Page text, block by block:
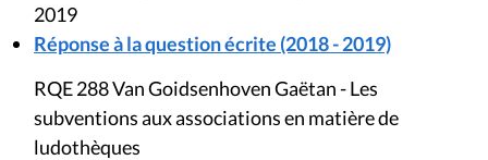
2019
Réponse à la question écrite (2018 - 2019)
RQE 288 Van Goidsenhoven Gaëtan - Les
subventions aux associations en matière de
ludothèques